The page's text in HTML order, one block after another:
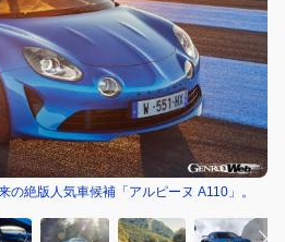
の絶版人気車候補「アルピーヌ A110」。